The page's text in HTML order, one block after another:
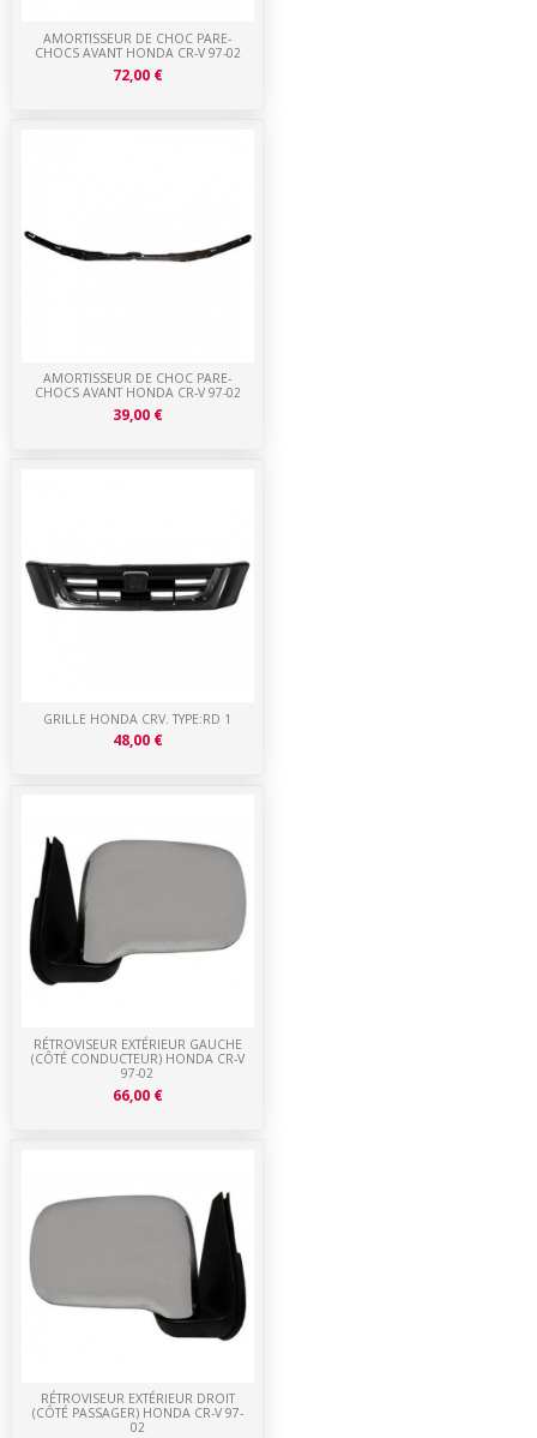
RÉTROVISEUR EXTÉRIEUR DROIT
(CÔTÉ PASSAGER) HONDA CR-V 97-
02
RÉTROVISEUR EXTÉRIEUR GAUCHE
(CÔTÉ CONDUCTEUR) HONDA CR-V
97-02
66,00 €
GRILLE HONDA CRV. TYPE:RD 1
48,00 €
AMORTISSEUR DE CHOC PARE-
CHOCS AVANT HONDA CR-V 97-02
39,00 €
AMORTISSEUR DE CHOC PARE-
CHOCS AVANT HONDA CR-V 97-02
72,00 €